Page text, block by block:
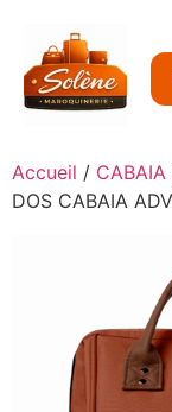
Accueil / CABAIA
DOS CABAIA